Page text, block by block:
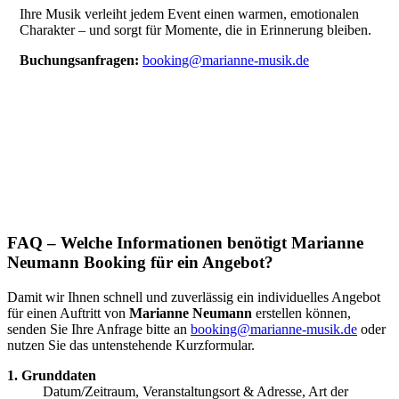
Ihre Musik verleiht jedem Event einen warmen, emotionalen
Charakter – und sorgt für Momente, die in Erinnerung bleiben.
Buchungsanfragen: booking@marianne-musik.de
FAQ – Welche Informationen benötigt Marianne
Neumann Booking für ein Angebot?
Damit wir Ihnen schnell und zuverlässig ein individuelles Angebot
für einen Auftritt von Marianne Neumann erstellen können,
senden Sie Ihre Anfrage bitte an booking@marianne-musik.de oder
nutzen Sie das untenstehende Kurzformular.
1. Grunddaten
Datum/Zeitraum, Veranstaltungsort & Adresse, Art der